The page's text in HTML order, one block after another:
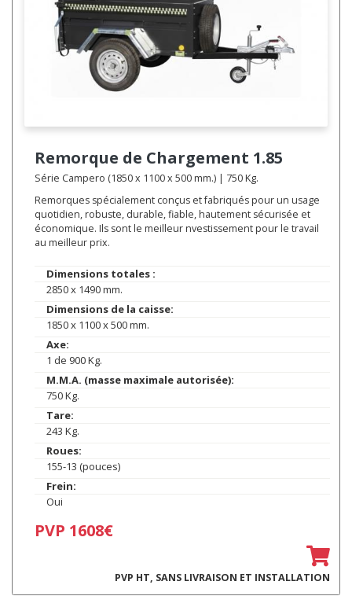
Remorque de Chargement 1.85
Série Campero (1850 x 1100 x 500 mm.) | 750 Kg.
Remorques spécialement conçus et fabriqués pour un usage
quotidien, robuste, durable, fiable, hautement sécurisée et
économique. Ils sont le meilleur nvestissement pour le travail
au meilleur prix.
Dimensions totales :
2850 x 1490 mm.
Dimensions de la caisse:
1850 x 1100 x 500 mm.
Axe:
1 de 900 Kg.
M.M.A. (masse maximale autorisée):
750 Kg.
Tare:
243 Kg.
Roues:
155-13 (pouces)
Frein:
Oui
PVP 1608€
PVP HT, SANS LIVRAISON ET INSTALLATION